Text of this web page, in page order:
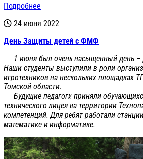
Подробнее
24 июня 2022
День Защиты детей с ФМФ
1 июня был очень насыщенный день –
Наши студенты выступили в роли
игротехников на нескольких площадках
Томской области.
Будущие педагоги приняли
технического лицея на территории
компетенций. Для ребят работали
математике и информатике.